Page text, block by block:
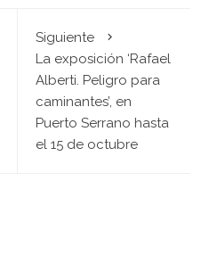
Siguiente
La exposición ‘Rafael
Alberti. Peligro para
caminantes’, en
Puerto Serrano hasta
el 15 de octubre